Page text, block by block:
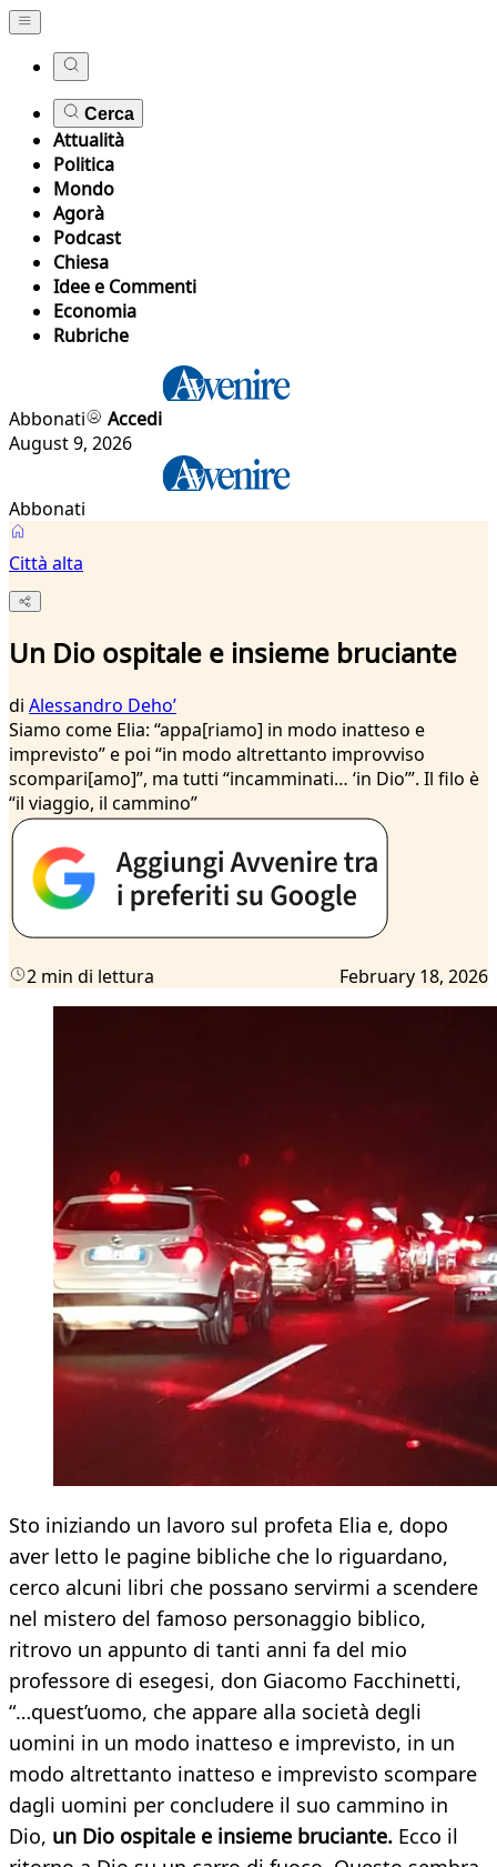
Cerca
Attualità
Politica
Mondo
Agorà
Podcast
Chiesa
Idee e Commenti
Economia
Rubriche
Abbonati
Accedi
August 9, 2026
Abbonati
Città alta
Un Dio ospitale e insieme bruciante
di Alessandro Dehoʼ
Siamo come Elia: “appa[riamo] in modo inatteso e
imprevisto” e poi “in modo altrettanto improvviso
scompari[amo]”, ma tutti “incamminati… ‘in Dio’”. Il filo è
“il viaggio, il cammino”
2 min di lettura February 18, 2026
Sto iniziando un lavoro sul profeta Elia e, dopo
aver letto le pagine bibliche che lo riguardano,
cerco alcuni libri che possano servirmi a scendere
nel mistero del famoso personaggio biblico,
ritrovo un appunto di tanti anni fa del mio
professore di esegesi, don Giacomo Facchinetti,
“…quest’uomo, che appare alla società degli
uomini in un modo inatteso e imprevisto, in un
modo altrettanto inatteso e imprevisto scompare
dagli uomini per concludere il suo cammino in
Dio, un Dio ospitale e insieme bruciante. Ecco il